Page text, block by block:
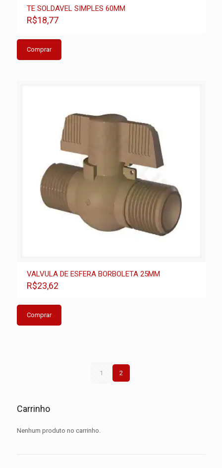
TE SOLDAVEL SIMPLES 60MM
R$18,77
Comprar
VALVULA DE ESFERA BORBOLETA 25MM
R$23,62
Comprar
1 2
Carrinho
Nenhum produto no carrinho.